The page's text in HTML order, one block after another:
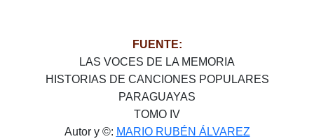
FUENTE:
LAS VOCES DE LA MEMORIA
HISTORIAS DE CANCIONES POPULARES
PARAGUAYAS
TOMO IV
Autor y ©: MARIO RUBÉN ÁLVAREZ